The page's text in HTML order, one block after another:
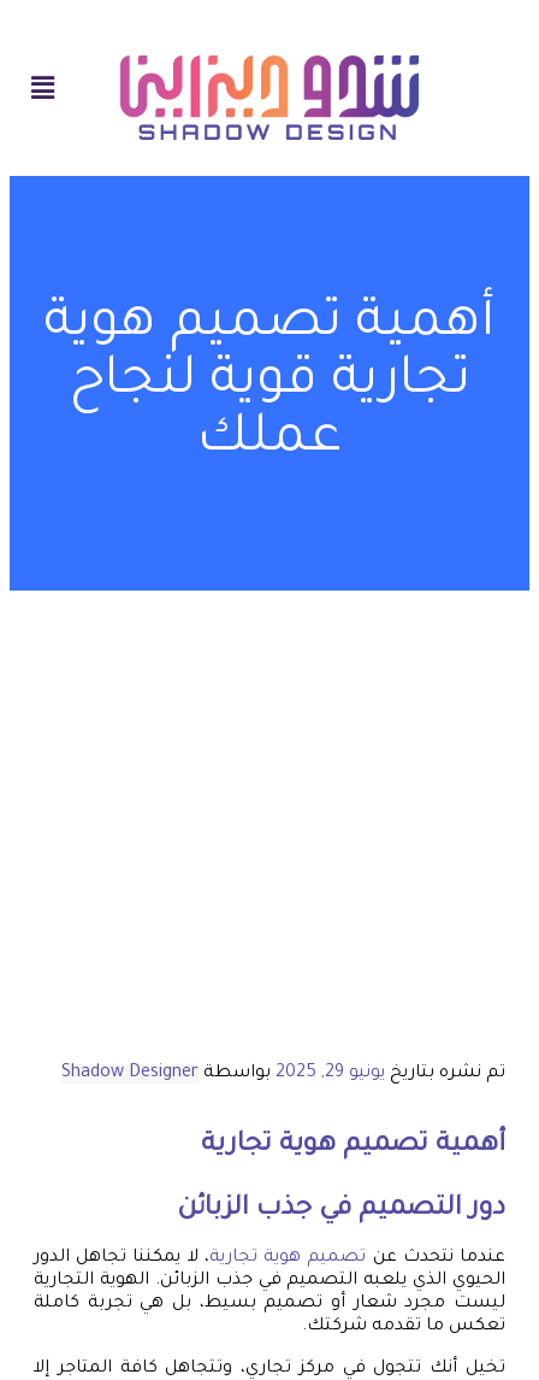
أهمية تصميم هوية
تجارية قوية لنجاح
عملك
تم نشره بتاريخ يونيو 29, 2025 بواسطة Shadow Designer
أهمية تصميم هوية تجارية
دور التصميم في جذب الزبائن
عندما نتحدث عن تصميم هوية تجارية، لا يمكننا تجاهل الدور
الحيوي الذي يلعبه التصميم في جذب الزبائن. الهوية التجارية
ليست مجرد شعار أو تصميم بسيط، بل هي تجربة كاملة
تعكس ما تقدمه شركتك.
تخيل أنك تتجول في مركز تجاري، وتتجاهل كافة المتاجر إلا